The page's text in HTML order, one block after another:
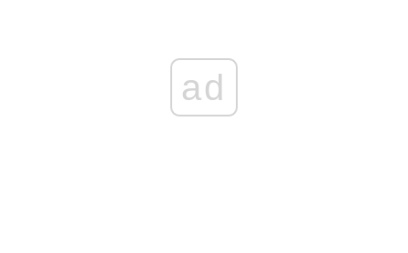
ad